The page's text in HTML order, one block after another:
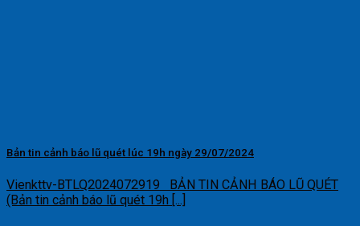
Bản tin cảnh báo lũ quét lúc 19h ngày 29/07/2024
Vienkttv-BTLQ2024072919 BẢN TIN CẢNH BÁO LŨ QUÉT
(Bản tin cảnh báo lũ quét 19h [...]